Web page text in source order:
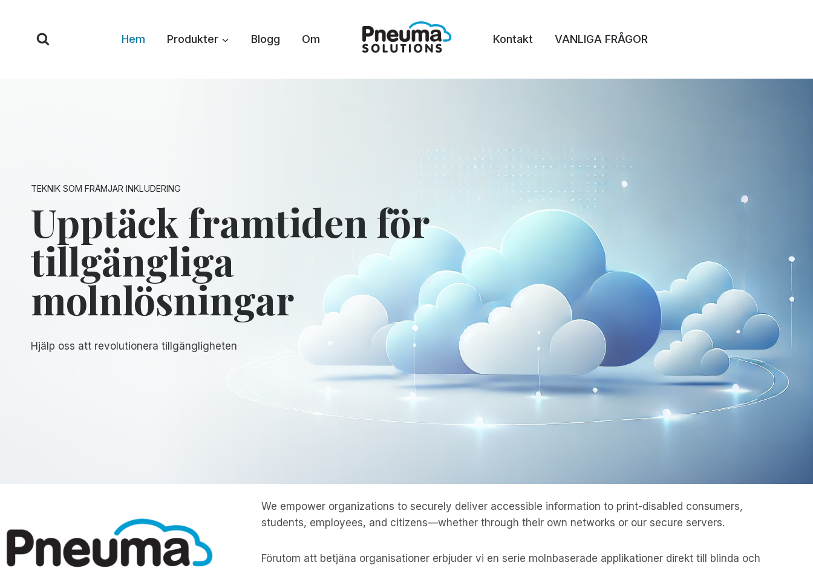
innehåll
Hem Produkter Blogg Om Kontakt VANLIGA FRÅGOR
TEKNIK SOM FRÄMJAR INKLUDERING
Upptäck framtiden för
tillgängliga
molnlösningar
Hjälp oss att revolutionera tillgängligheten
We empower organizations to securely deliver accessible information to print-disabled consumers,
students, employees, and citizens—whether through their own networks or our secure servers.
Förutom att betjäna organisationer erbjuder vi en serie molnbaserade applikationer direkt till blinda och